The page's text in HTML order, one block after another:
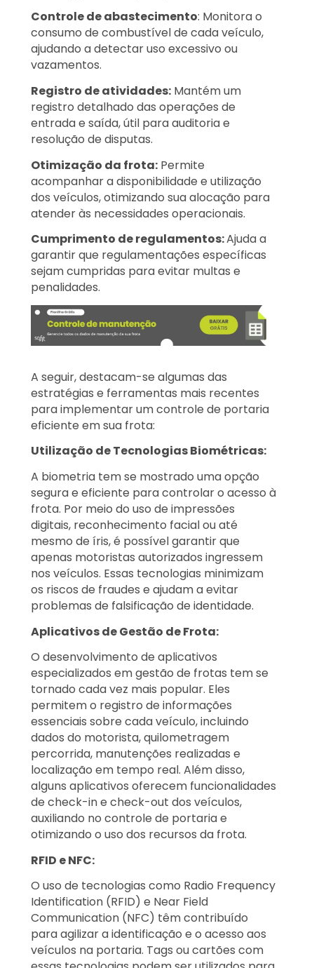
Controle de abastecimento: Monitora o
consumo de combustível de cada veículo,
ajudando a detectar uso excessivo ou
vazamentos.
Registro de atividades: Mantém um
registro detalhado das operações de
entrada e saída, útil para auditoria e
resolução de disputas.
Otimização da frota: Permite
acompanhar a disponibilidade e utilização
dos veículos, otimizando sua alocação para
atender às necessidades operacionais.
Cumprimento de regulamentos:Ajuda a
garantir que regulamentações específicas
sejam cumpridas para evitar multas e
penalidades.
A seguir, destacam-se algumas das
estratégias e ferramentas mais recentes
para implementar um controle de portaria
eficiente em sua frota:
Utilização de Tecnologias Biométricas:
A biometria tem se mostrado uma opção
segura e eficiente para controlar o acesso à
frota. Por meio do uso de impressões
digitais, reconhecimento facial ou até
mesmo de íris, é possível garantir que
apenas motoristas autorizados ingressem
nos veículos. Essas tecnologias minimizam
os riscos de fraudes e ajudam a evitar
problemas de falsificação de identidade.
Aplicativos de Gestão de Frota:
O desenvolvimento de aplicativos
especializados em gestão de frotas tem se
tornado cada vez mais popular. Eles
permitem o registro de informações
essenciais sobre cada veículo, incluindo
dados do motorista, quilometragem
percorrida, manutenções realizadas e
localização em tempo real. Além disso,
alguns aplicativos oferecem funcionalidades
de check-in e check-out dos veículos,
auxiliando no controle de portaria e
otimizando o uso dos recursos da frota.
RFID e NFC:
O uso de tecnologias como Radio Frequency
Identification (RFID) e Near Field
Communication (NFC) têm contribuído
para agilizar a identificação e o acesso aos
veículos na portaria. Tags ou cartões com